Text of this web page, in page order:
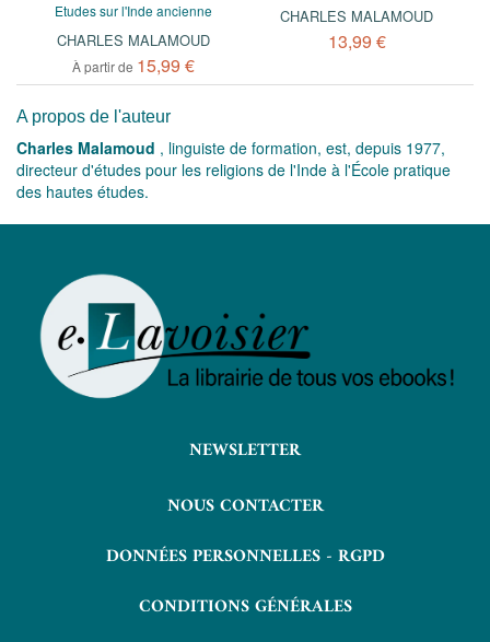
Etudes sur l'Inde ancienne
CHARLES MALAMOUD
À partir de 15,99 €
CHARLES MALAMOUD
13,99 €
A propos de l'auteur
Charles Malamoud , linguiste de formation, est, depuis 1977,
directeur d'études pour les religions de l'Inde à l'École pratique
des hautes études.
NEWSLETTER
NOUS CONTACTER
DONNÉES PERSONNELLES - RGPD
CONDITIONS GÉNÉRALES